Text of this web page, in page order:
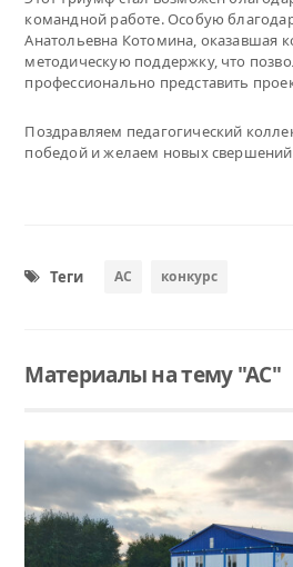
командной работе. Особую
Анатольевна Котомина, оказавшая
методическую поддержку, что
профессионально представить
Поздравляем педагогический
победой и желаем новых
Теги АС конкурс
Материалы на тему "АС"